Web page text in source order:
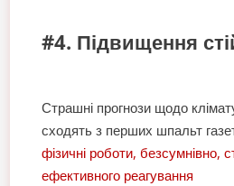
#4. Підвищення
Страшні прогнози щодо
сходять з перших шпальт
фізичні роботи, безсумнівно,
ефективного реагування